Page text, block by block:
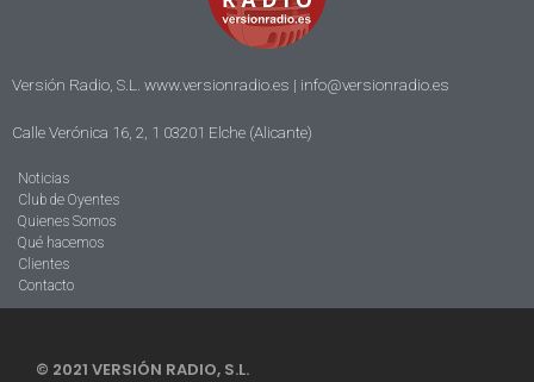
Versión Radio, S.L. www.versionradio.es | info@versionradio.es
Calle Verónica 16, 2, 1 03201 Elche (Alicante)
Noticias
Club de Oyentes
Quienes Somos
Qué hacemos
Clientes
Contacto
© 2021 VERSIÓN RADIO, S.L.